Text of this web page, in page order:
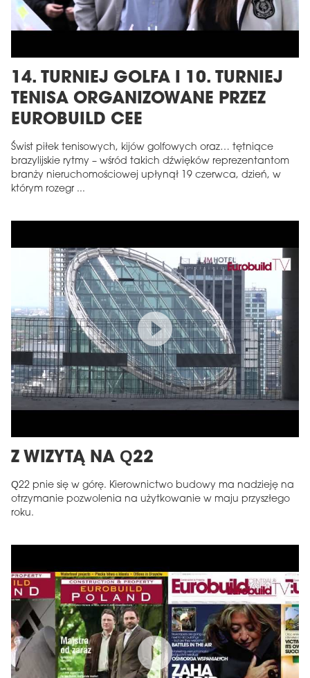
14. TURNIEJ GOLFA I 10. TURNIEJ
TENISA ORGANIZOWANE PRZEZ
EUROBUILD CEE
Świst piłek tenisowych, kijów golfowych oraz… tętniące
brazylijskie rytmy – wśród takich dźwięków reprezentantom
branży nieruchomościowej upłynął 19 czerwca, dzień, w
którym rozegr ...
Z WIZYTĄ NA Q22
Q22 pnie się w górę. Kierownictwo budowy ma nadzieję na
otrzymanie pozwolenia na użytkowanie w maju przyszłego
roku.